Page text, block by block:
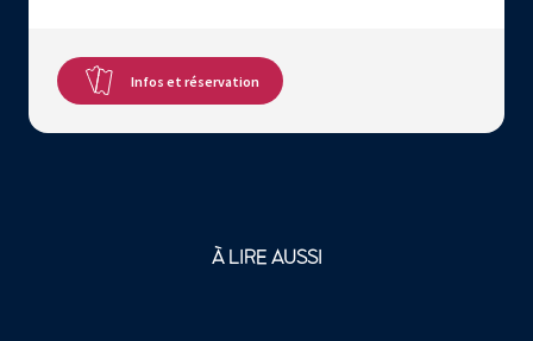
Infos et réservation
À LIRE AUSSI